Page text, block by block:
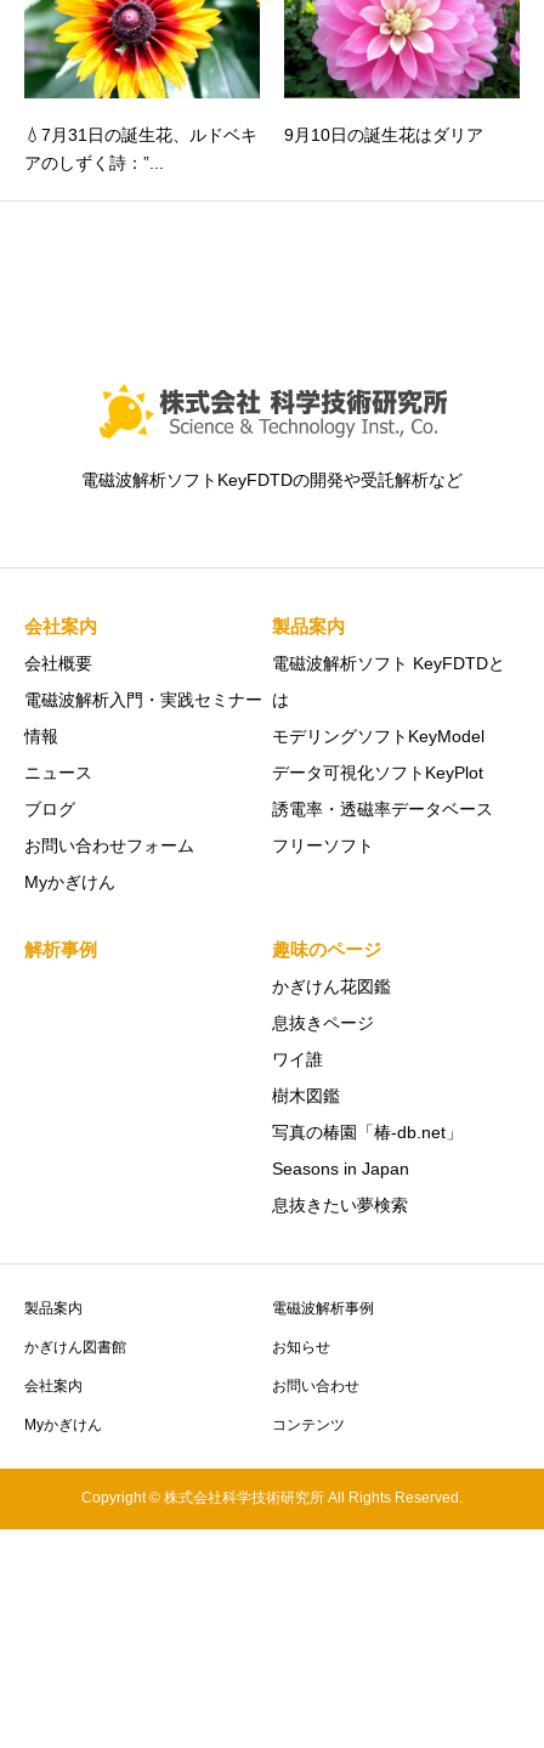
💧7月31日の誕生花、ルドベキ
アのしずく詩：”...
9月10日の誕生花はダリア
電磁波解析ソフトKeyFDTDの開発や受託解析など
会社案内
会社概要
電磁波解析入門・実践セミナー
情報
ニュース
ブログ
お問い合わせフォーム
Myかぎけん
製品案内
電磁波解析ソフト KeyFDTDと
は
モデリングソフトKeyModel
データ可視化ソフトKeyPlot
誘電率・透磁率データベース
フリーソフト
解析事例 趣味のページ
かぎけん花図鑑
息抜きページ
ワイ誰
樹木図鑑
写真の椿園「椿-db.net」
Seasons in Japan
息抜きたい夢検索
製品案内 電磁波解析事例
かぎけん図書館 お知らせ
会社案内 お問い合わせ
Myかぎけん コンテンツ
Copyright © 株式会社科学技術研究所 All Rights Reserved.